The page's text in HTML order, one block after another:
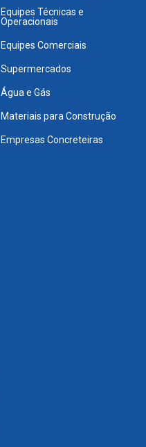
Equipes Técnicas e
Operacionais
Equipes Comerciais
Supermercados
Água e Gás
Materiais para Construção
Empresas Concreteiras